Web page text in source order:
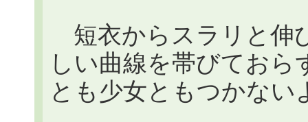
短衣からスラリと伸
しい曲線を帯びてお
とも少女ともつかない